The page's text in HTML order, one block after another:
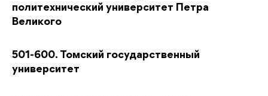
политехнический университет Петра
Великого
501-600. Томский государственный
университет